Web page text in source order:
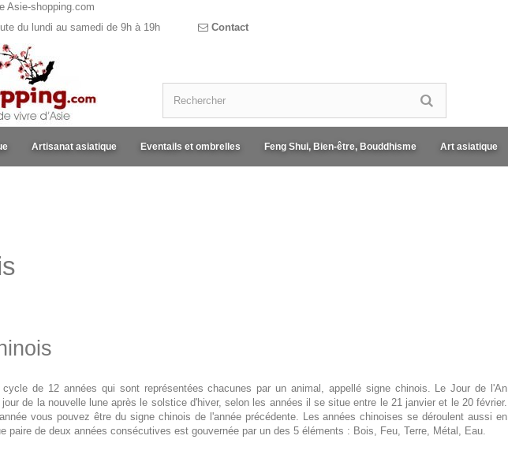
du lundi au samedi de 9h à 19h Contact
Artisanat asiatique Eventails et ombrelles Feng Shui, Bien-être, Bouddhisme Art asiatique
de 12 années qui sont représentées chacunes par un animal, appellé signe chinois. Le Jour de l'An
de la nouvelle lune après le solstice d'hiver, selon les années il se situe entre le 21 janvier et le 20 février.
vous pouvez être du signe chinois de l'année précédente. Les années chinoises se déroulent aussi en
paire de deux années consécutives est gouvernée par un des 5 éléments : Bois, Feu, Terre, Métal, Eau.